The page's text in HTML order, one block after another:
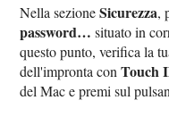
Nella sezioneSicurezza,
password… situato in
questo punto, verifica la
dell'impronta conTouch
del Mac e premi sul